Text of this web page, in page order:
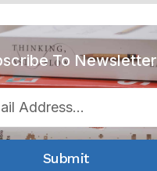
To Newsletter
Submit